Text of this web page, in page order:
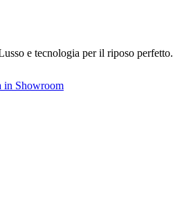
e tecnologia per il riposo perfetto.
in Showroom